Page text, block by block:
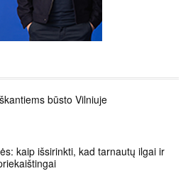
būsto Vilniuje
kaip išsirinkti, kad tarnautų ilgai ir